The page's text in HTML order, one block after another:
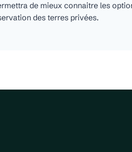
de mieux connaitre les
des terres privées.